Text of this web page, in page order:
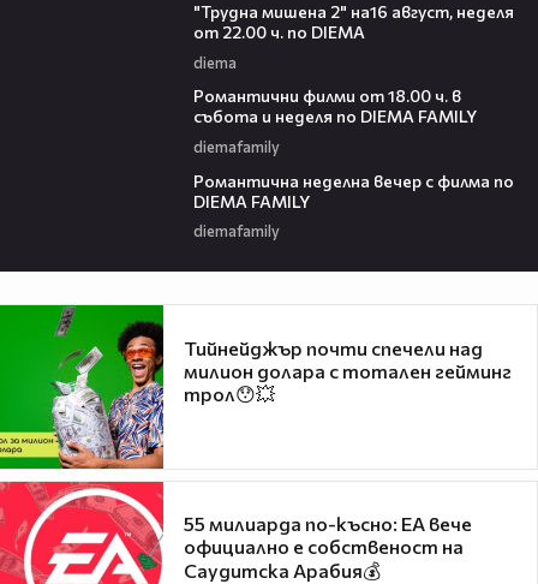
"Трудна мишена 2" на16 август, неделя
от 22.00 ч. по DIEMA
diema
Романтични филми от 18.00 ч. в
събота и неделя по DIEMA FAMILY
diemafamily
Романтичнa неделна вечер с филма по
DIEMA FAMILY
diemafamily
Тийнейджър почти спечели над
милион долара с тотален гейминг
трол😯💥
55 милиарда по-късно: EA вече
официално е собственост на
Саудитска Арабия💰